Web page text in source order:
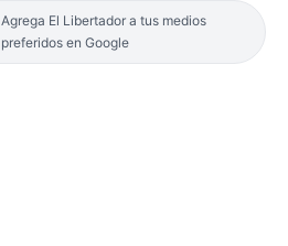
Agrega El Libertador a tus medios
preferidos en Google